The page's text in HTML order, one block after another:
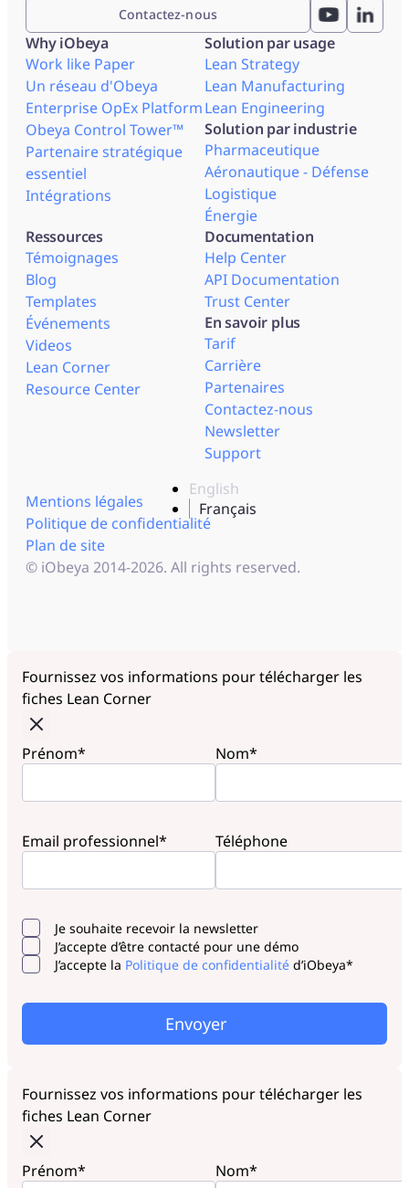
Contactez-nous
Why iObeya
Work like Paper
Un réseau d'Obeya
Enterprise OpEx Platform
Obeya Control Tower™
Partenaire stratégique
essentiel
Intégrations
Solution par usage
Lean Strategy
Lean Manufacturing
Lean Engineering
Solution par industrie
Pharmaceutique
Aéronautique - Défense
Logistique
Énergie
Ressources
Témoignages
Blog
Templates
Événements
Videos
Lean Corner
Resource Center
Documentation
Help Center
API Documentation
Trust Center
En savoir plus
Tarif
Carrière
Partenaires
Contactez-nous
Newsletter
Support
English
Français
Mentions légales
Politique de confidentialité
Plan de site
© iObeya 2014-2026. All rights reserved.
Fournissez vos informations pour télécharger les
fiches Lean Corner
Prénom* Nom*
Email professionnel* Téléphone
Je souhaite recevoir la newsletter
J’accepte d’être contacté pour une démo
J’accepte la Politique de confidentialité d’iObeya*
Envoyer
Fournissez vos informations pour télécharger les
fiches Lean Corner
Prénom* Nom*